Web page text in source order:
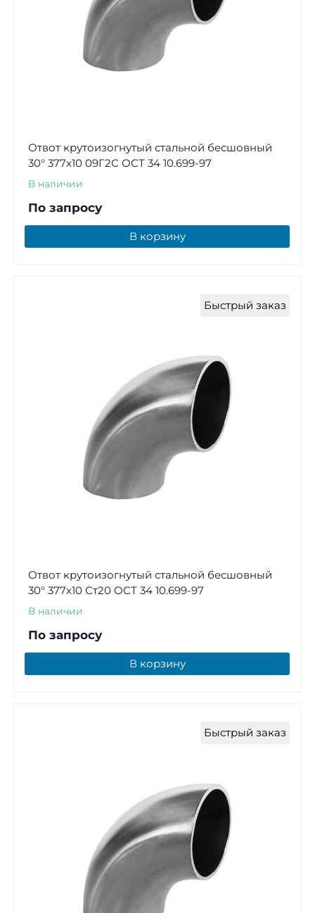
Отвот крутоизогнутый стальной бесшовный
30° 377х10 09Г2С ОСТ 34 10.699-97
В наличии
По запросу
В корзину
Быстрый заказ
Отвот крутоизогнутый стальной бесшовный
30° 377х10 Ст20 ОСТ 34 10.699-97
В наличии
По запросу
В корзину
Быстрый заказ